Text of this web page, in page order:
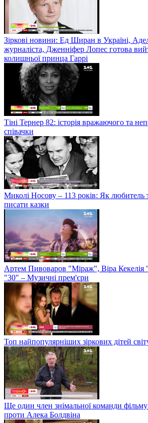
Зіркові новини: Ед Ширан в Україні,
журналіста, Дженніфер Лопес готова
колишньої принца Гаррі
Тіні Тернер 82: історія вражаючого та
співачки
Миколі Носову – 113 років: Як любитель
писати казки
Артем Пивоваров "Міраж", Віра
"30" – Музичні прем'єри
Топ найпопулярніших зіркових дітей
Ще один член знімальної команди
проти Алека Болдвіна